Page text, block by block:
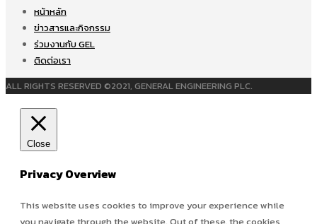
หน้าหลัก
ข่าวสารและกิจกรรม
ร่วมงานกับ GEL
ติดต่อเรา
ALL RIGHTS RESERVED ©2021, GENERAL ENGINEERING PLC.
Close
Privacy Overview
This website uses cookies to improve your experience while